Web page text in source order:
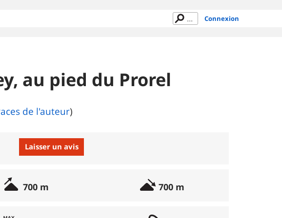
Connexion
au pied du Prorel
de l'auteur)
Laisser un avis
700 m 700 m